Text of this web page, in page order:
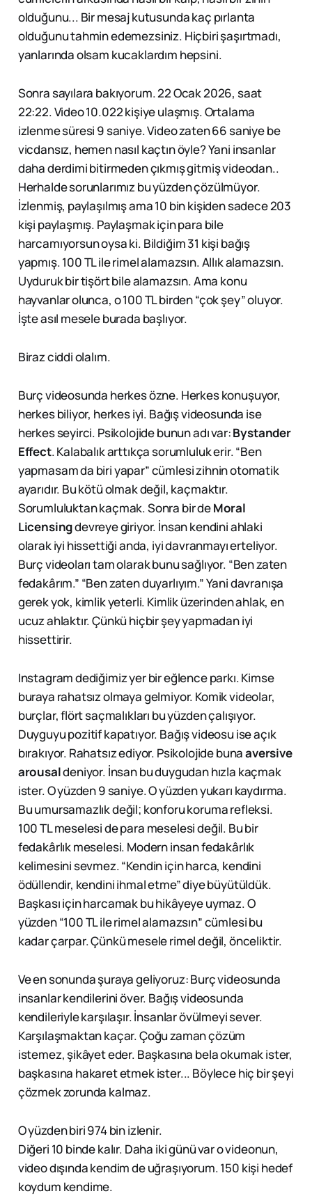
olduğunu... Bir mesaj kutusunda kaç pırlanta
olduğunu tahmin edemezsiniz. Hiçbiri şaşırtmadı,
yanlarında olsam kucaklardım hepsini.
Sonra sayılara bakıyorum. 22 Ocak 2026, saat
22:22. Video 10.022 kişiye ulaşmış. Ortalama
izlenme süresi 9 saniye. Video zaten 66 saniye be
vicdansız, hemen nasıl kaçtın öyle? Yani insanlar
daha derdimi bitirmeden çıkmış gitmiş videodan..
Herhalde sorunlarımız bu yüzden çözülmüyor.
İzlenmiş, paylaşılmış ama 10 bin kişiden sadece 203
kişi paylaşmış. Paylaşmak için para bile
harcamıyorsun oysa ki. Bildiğim 31 kişi bağış
yapmış. 100 TL ile rimel alamazsın. Allık alamazsın.
Uyduruk bir tişört bile alamazsın. Ama konu
hayvanlar olunca, o 100 TL birden “çok şey” oluyor.
İşte asıl mesele burada başlıyor.
Biraz ciddi olalım.
Burç videosunda herkes özne. Herkes konuşuyor,
herkes biliyor, herkes iyi. Bağış videosunda ise
herkes seyirci. Psikolojide bunun adı var:Bystander
Effect. Kalabalık arttıkça sorumluluk erir. “Ben
yapmasam da biri yapar” cümlesi zihnin otomatik
ayarıdır. Bu kötü olmak değil, kaçmaktır.
Sorumluluktan kaçmak. Sonra bir deMoral
Licensingdevreye giriyor. İnsan kendini ahlaki
olarak iyi hissettiği anda, iyi davranmayı erteliyor.
Burç videoları tam olarak bunu sağlıyor. “Ben zaten
fedakârım.” “Ben zaten duyarlıyım.” Yani davranışa
gerek yok, kimlik yeterli. Kimlik üzerinden ahlak, en
ucuz ahlaktır. Çünkü hiçbir şey yapmadan iyi
hissettirir.
Instagram dediğimiz yer bir eğlence parkı. Kimse
buraya rahatsız olmaya gelmiyor. Komik videolar,
burçlar, flört saçmalıkları bu yüzden çalışıyor.
Duyguyu pozitif kapatıyor. Bağış videosu ise açık
bırakıyor. Rahatsız ediyor. Psikolojide bunaaversive
arousaldeniyor. İnsan bu duygudan hızla kaçmak
ister. O yüzden 9 saniye. O yüzden yukarı kaydırma.
Bu umursamazlık değil; konforu koruma refleksi.
100 TL meselesi de para meselesi değil. Bu bir
fedakârlık meselesi. Modern insan fedakârlık
kelimesini sevmez. “Kendin için harca, kendini
ödüllendir, kendini ihmal etme” diye büyütüldük.
Başkası için harcamak bu hikâyeye uymaz. O
yüzden “100 TL ile rimel alamazsın” cümlesi bu
kadar çarpar. Çünkü mesele rimel değil, önceliktir.
Ve en sonunda şuraya geliyoruz: Burç videosunda
insanlar kendilerini över. Bağış videosunda
kendileriyle karşılaşır. İnsanlar övülmeyi sever.
Karşılaşmaktan kaçar. Çoğu zaman çözüm
istemez, şikâyet eder. Başkasına bela okumak ister,
başkasına hakaret etmek ister... Böylece hiç bir şeyi
çözmek zorunda kalmaz.
O yüzden biri 974 bin izlenir.
Diğeri 10 binde kalır. Daha iki günü var o videonun,
video dışında kendim de uğraşıyorum. 150 kişi hedef
koydum kendime.